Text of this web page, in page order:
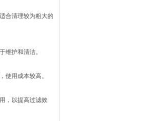
合清理较为粗大的
护和清洁。
用成本较高。
，以提高过滤效